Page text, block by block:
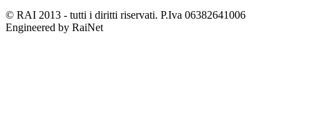
© RAI 2013 - tutti i diritti riservati. P.Iva 06382641006
Engineered by RaiNet